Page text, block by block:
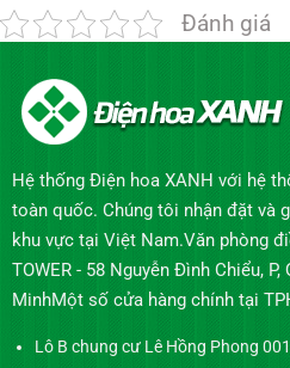
Đánh giá
Hệ thống Điện hoa XANH với hệ
toàn quốc. Chúng tôi nhận đặt và
khu vực tại Việt Nam.Văn phòng
TOWER - 58 Nguyễn Đình Chiểu,
MinhMột số cửa hàng chính tại
Lô B chung cư Lê Hồng Phong